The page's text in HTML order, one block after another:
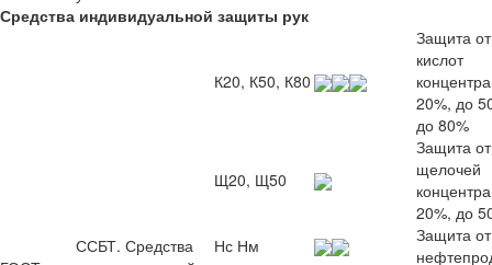
Средства индивидуальной защиты рук
ССБТ. Средства
К20, К50, К80
Защита
кислот
20%, до
до 80%
Щ20, Щ50
Защита
щелочей
20%, до
Нс Нм
Защита